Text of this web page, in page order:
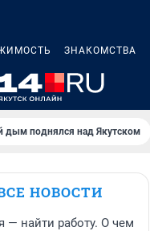
ЗНАКОМСТВА
дым поднялся над Якутском
НОВОСТИ
— найти работу. О чем